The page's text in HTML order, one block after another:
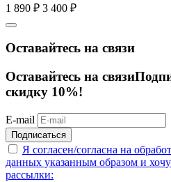
1 890 ₽ 3 400 ₽
Оставайтесь на связи
Оставайтесь на связи
скидку 10%!
E-mail
Подписаться
Я согласен/согласна на
данных указанным образом и
рассылки: